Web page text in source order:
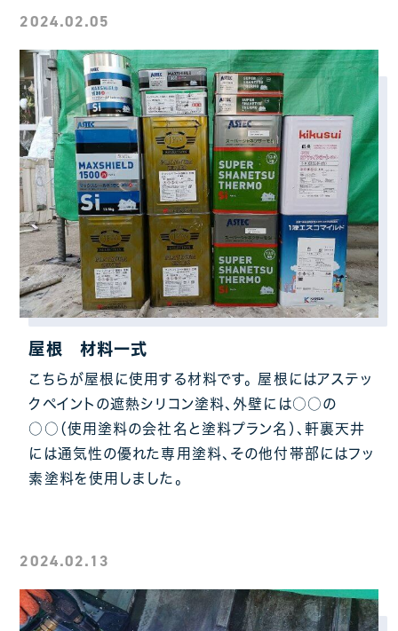
2024.02.05
屋根 材料一式
こちらが屋根に使用する材料です。 屋根にはアステッ
クペイントの遮熱シリコン塗料、外壁には○○の
○○（使用塗料の会社名と塗料プラン名）、軒裏天井
には通気性の優れた専用塗料、その他付帯部にはフッ
素塗料を使用しました。
2024.02.13